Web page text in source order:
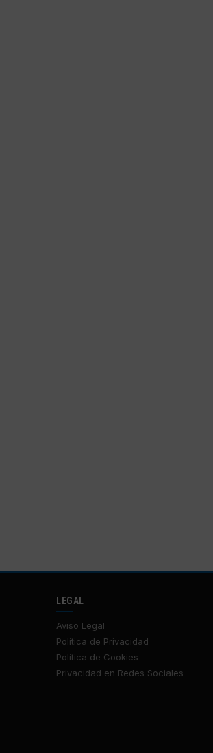
LEGAL
Aviso Legal
Política de Privacidad
Política de Cookies
Privacidad en Redes Sociales